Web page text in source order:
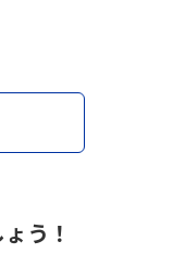
う！